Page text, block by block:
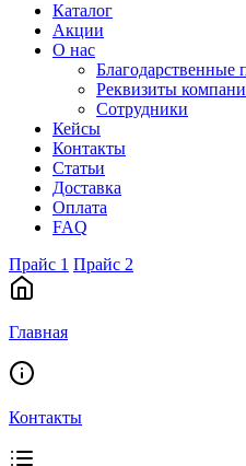
Каталог
Акции
О нас
Благодарственные
Реквизиты
Сотрудники
Кейсы
Контакты
Статьи
Доставка
Оплата
FAQ
Прайс 1 Прайс 2
Главная
Контакты